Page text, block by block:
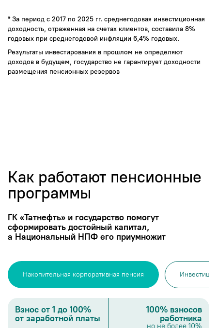
* За период с 2017 по 2025 гг. среднегодовая инвестиционная
доходность, отраженная на счетах клиентов, составила 8%
годовых при среднегодовой инфляции 6,4% годовых.
Результаты инвестирования в прошлом не определяют
доходов в будущем, государство не гарантирует доходности
размещения пенсионных резервов
Как работают пенсионные
программы
ГК «Татнефть» и государство помогут
сформировать достойный капитал,
а Национальный НПФ его приумножит
Накопительная корпоративная пенсия
Взнос от 1 до 100%
от заработной платы
100% взносов
работника
но не более 10%